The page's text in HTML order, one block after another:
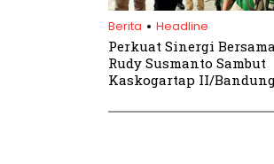
Berita . Headline
Perkuat Sinergi
Rudy Susmanto Sambut
Kaskogartap II/